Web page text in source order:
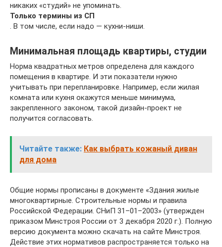
никаких «студий» не упоминать.
Только термины из СП
. В том числе, если надо — кухни-ниши.
Минимальная площадь квартиры, студии
Норма квадратных метров определена для каждого
помещения в квартире. И эти показатели нужно
учитывать при перепланировке. Например, если жилая
комната или кухня окажутся меньше минимума,
закрепленного законом, такой дизайн-проект не
получится согласовать.
Читайте также: Как выбрать кожаный диван
для дома
Общие нормы прописаны в документе «Здания жилые
многоквартирные. Строительные нормы и правила
Российской Федерации. СНиП 31–01–2003» (утвержден
приказом Минстроя России от 3 декабря 2020 г.). Полную
версию документа можно скачать на сайте Минстроя.
Действие этих нормативов распространяется только на